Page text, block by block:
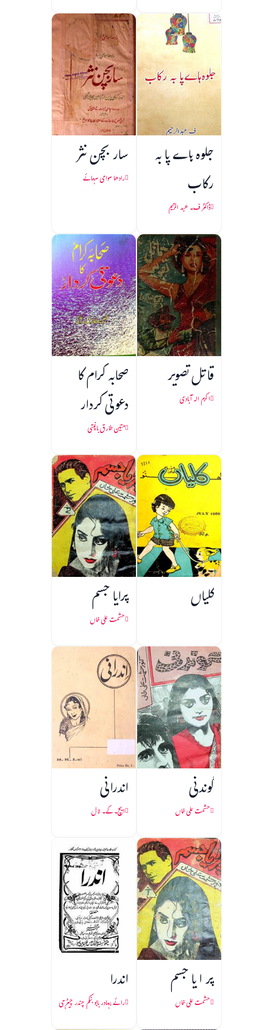
جلوہ ہاے پا به
رکاب
ڈاکٹر ف۔ عبد الرحیم
سار بچن نثر
رادھا سوامی سہائے
قاتل تصویر
اکرم الہ آبادی
صحابہ کرام کا
دعوتی کردار
متین طارق باغپتی
کلیاں پرایا جسم
حشمت علی خاں
گوندنی
حشمت علی خاں
اندرانی
ایچ۔ کے۔ لال
پر ا یا جسم
حشمت علی خاں
اندرا
رائے بہادر بابو بنکم چندر چیٹرجی